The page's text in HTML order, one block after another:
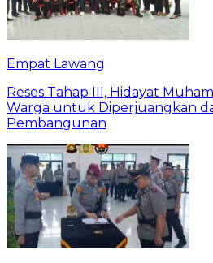
Empat Lawang
Reses Tahap III, Hidayat
Warga untuk Diperjuangkan
Pembangunan